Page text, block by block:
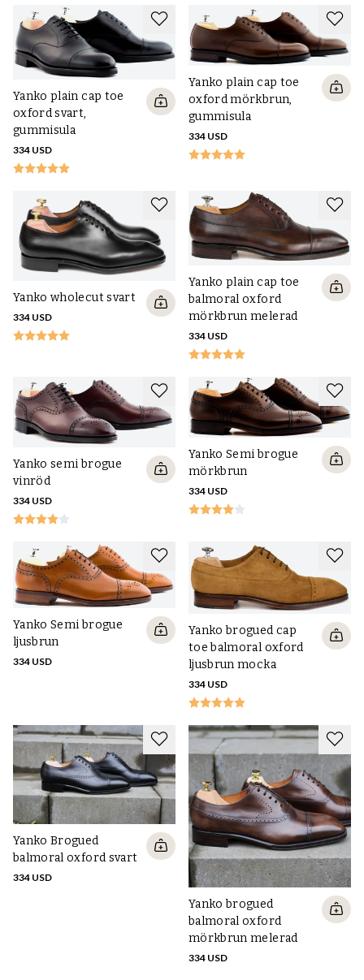
Yanko plain cap toe
oxford svart,
gummisula
334 USD
Yanko plain cap toe
oxford mörkbrun,
gummisula
334 USD
Yanko wholecut svart
334 USD
Yanko plain cap toe
balmoral oxford
mörkbrun melerad
334 USD
Yanko semi brogue
vinröd
334 USD
Yanko Semi brogue
mörkbrun
334 USD
Yanko Semi brogue
ljusbrun
334 USD
Yanko brogued cap
toe balmoral oxford
ljusbrun mocka
334 USD
Yanko Brogued
balmoral oxford svart
334 USD
Yanko brogued
balmoral oxford
mörkbrun melerad
334 USD